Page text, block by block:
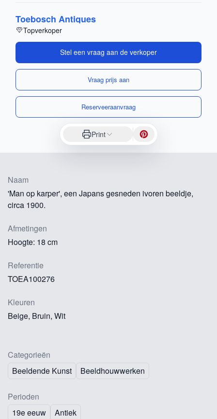
Toebosch Antiques
Topverkoper
Stel een vraag aan de verkoper
Vraag prijs aan
Reserveeraanvraag
Print
Naam
'Man op karper', een Japans gesneden ivoren beeldje,
circa 1900.
Afmetingen
Hoogte: 18 cm
Referentie
TOEA100276
Kleuren
Beige, Bruin, Wit
Categorieën
Beeldende Kunst
Beeldhouwwerken
Perioden
19e eeuw
Antiek